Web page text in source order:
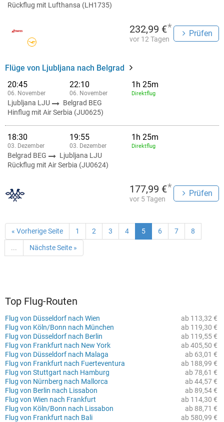
Rückflug mit Lufthansa (LH1735)
232,99 €*
vor 12 Tagen
Prüfen
Flüge von Ljubljana nach Belgrad
20:45
06. November
22:10
06. November
1h 25m
Direktflug
Ljubljana LJU
Belgrad BEG
Hinflug mit Air Serbia (JU0625)
18:30
03. Dezember
19:55
03. Dezember
1h 25m
Direktflug
Belgrad BEG
Ljubljana LJU
Rückflug mit Air Serbia (JU0624)
177,99 €*
vor 5 Tagen
Prüfen
« Vorherige Seite 1 2 3 4 5 6 7 8
... Nächste Seite »
Top Flug-Routen
ab 113,32 €
Flug von Düsseldorf nach Wien
ab 119,30 €
Flug von Köln/Bonn nach München
ab 119,55 €
Flug von Düsseldorf nach Berlin
ab 405,50 €
Flug von Frankfurt nach New York
ab 63,01 €
Flug von Düsseldorf nach Malaga
ab 188,99 €
Flug von Frankfurt nach Fuerteventura
ab 78,61 €
Flug von Stuttgart nach Hamburg
ab 44,57 €
Flug von Nürnberg nach Mallorca
ab 89,54 €
Flug von Berlin nach Lissabon
ab 114,30 €
Flug von Wien nach Frankfurt
ab 88,71 €
Flug von Köln/Bonn nach Lissabon
ab 580,99 €
Flug von Frankfurt nach Bali